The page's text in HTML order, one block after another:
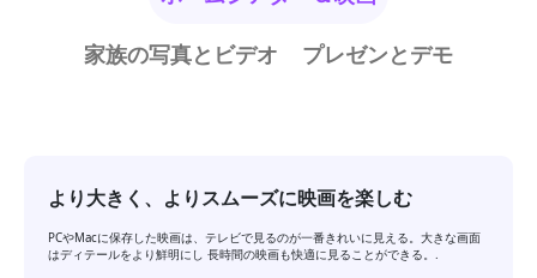
家族の写真とビデオ プレゼンとデモ
より大きく、よりスムーズに映画を楽しむ
PCやMacに保存した映画は、テレビで見るのが一番きれいに見える。大きな画面
はディテールをより鮮明にし 長時間の映画も快適に見ることができる。.